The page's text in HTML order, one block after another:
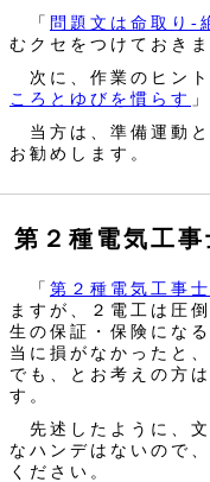
「 問題文は命取り‐
むクセをつけておきま
次に、作業のヒント
ころとゆびを慣らす
当方は、準備運動と
お勧めします。
第２種電気工
「 第２種電気工事
ますが、２電工は圧
生の保証・保険にな
当に損がなかったと
でも、とお考えの方
す。
先述したように、
なハンデはないので
ください。